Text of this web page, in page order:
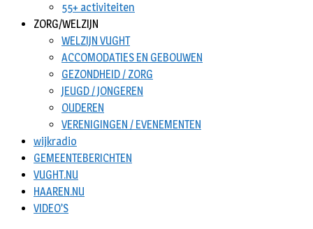
55+ activiteiten
ZORG/WELZIJN
WELZIJN VUGHT
ACCOMODATIES EN GEBOUWEN
GEZONDHEID / ZORG
JEUGD / JONGEREN
OUDEREN
VERENIGINGEN / EVENEMENTEN
wijkradio
GEMEENTEBERICHTEN
VUGHT.NU
HAAREN.NU
VIDEO’S